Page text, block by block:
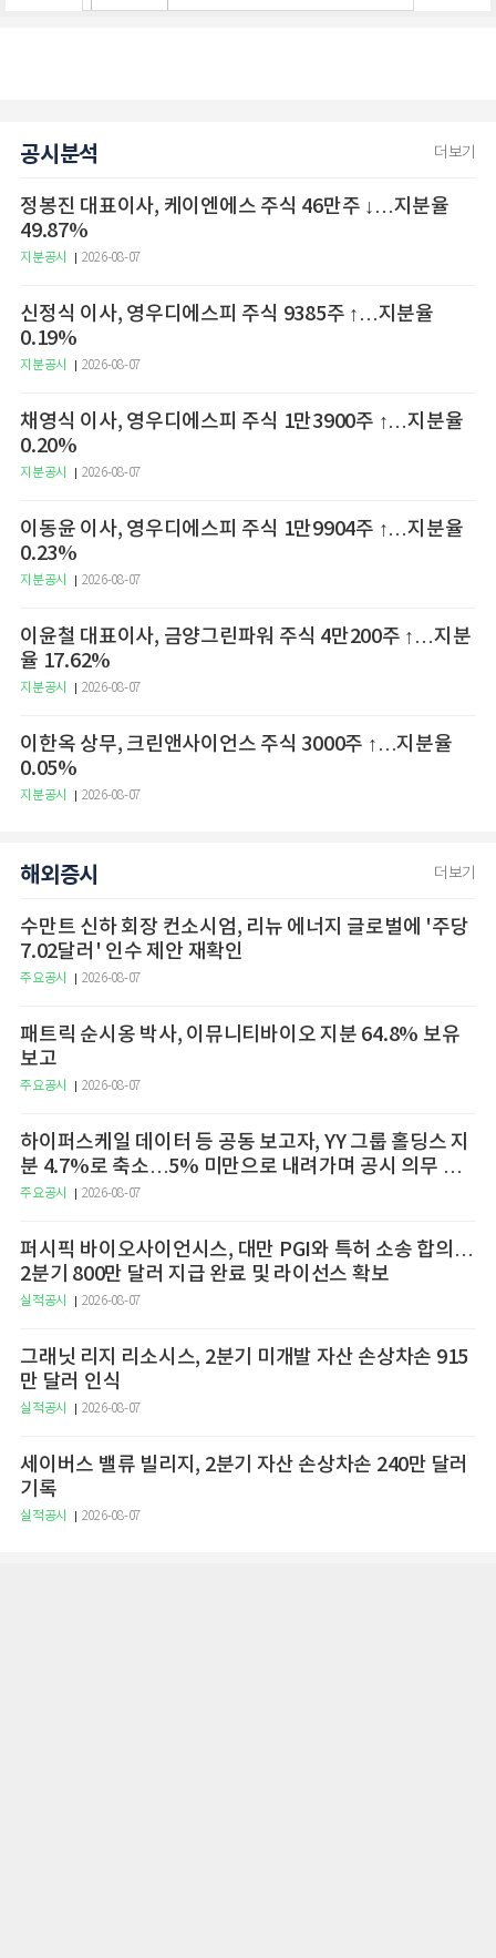
공시분석 더보기
정봉진 대표이사, 케이엔에스 주식 46만주 ↓…지분율
49.87%
지분공시 2026-08-07
신정식 이사, 영우디에스피 주식 9385주 ↑…지분율
0.19%
지분공시 2026-08-07
채영식 이사, 영우디에스피 주식 1만3900주 ↑…지분율
0.20%
지분공시 2026-08-07
이동윤 이사, 영우디에스피 주식 1만9904주 ↑…지분율
0.23%
지분공시 2026-08-07
이윤철 대표이사, 금양그린파워 주식 4만200주 ↑…지분
율 17.62%
지분공시 2026-08-07
이한옥 상무, 크린앤사이언스 주식 3000주 ↑…지분율
0.05%
지분공시 2026-08-07
해외증시 더보기
수만트 신하 회장 컨소시엄, 리뉴 에너지 글로벌에 '주당
7.02달러' 인수 제안 재확인
주요공시 2026-08-07
패트릭 순시옹 박사, 이뮤니티바이오 지분 64.8% 보유
보고
주요공시 2026-08-07
하이퍼스케일 데이터 등 공동 보고자, YY 그룹 홀딩스 지
분 4.7%로 축소…5% 미만으로 내려가며 공시 의무 종
료
주요공시 2026-08-07
퍼시픽 바이오사이언시스, 대만 PGI와 특허 소송 합의…
2분기 800만 달러 지급 완료 및 라이선스 확보
실적공시 2026-08-07
그래닛 리지 리소시스, 2분기 미개발 자산 손상차손 915
만 달러 인식
실적공시 2026-08-07
세이버스 밸류 빌리지, 2분기 자산 손상차손 240만 달러
기록
실적공시 2026-08-07